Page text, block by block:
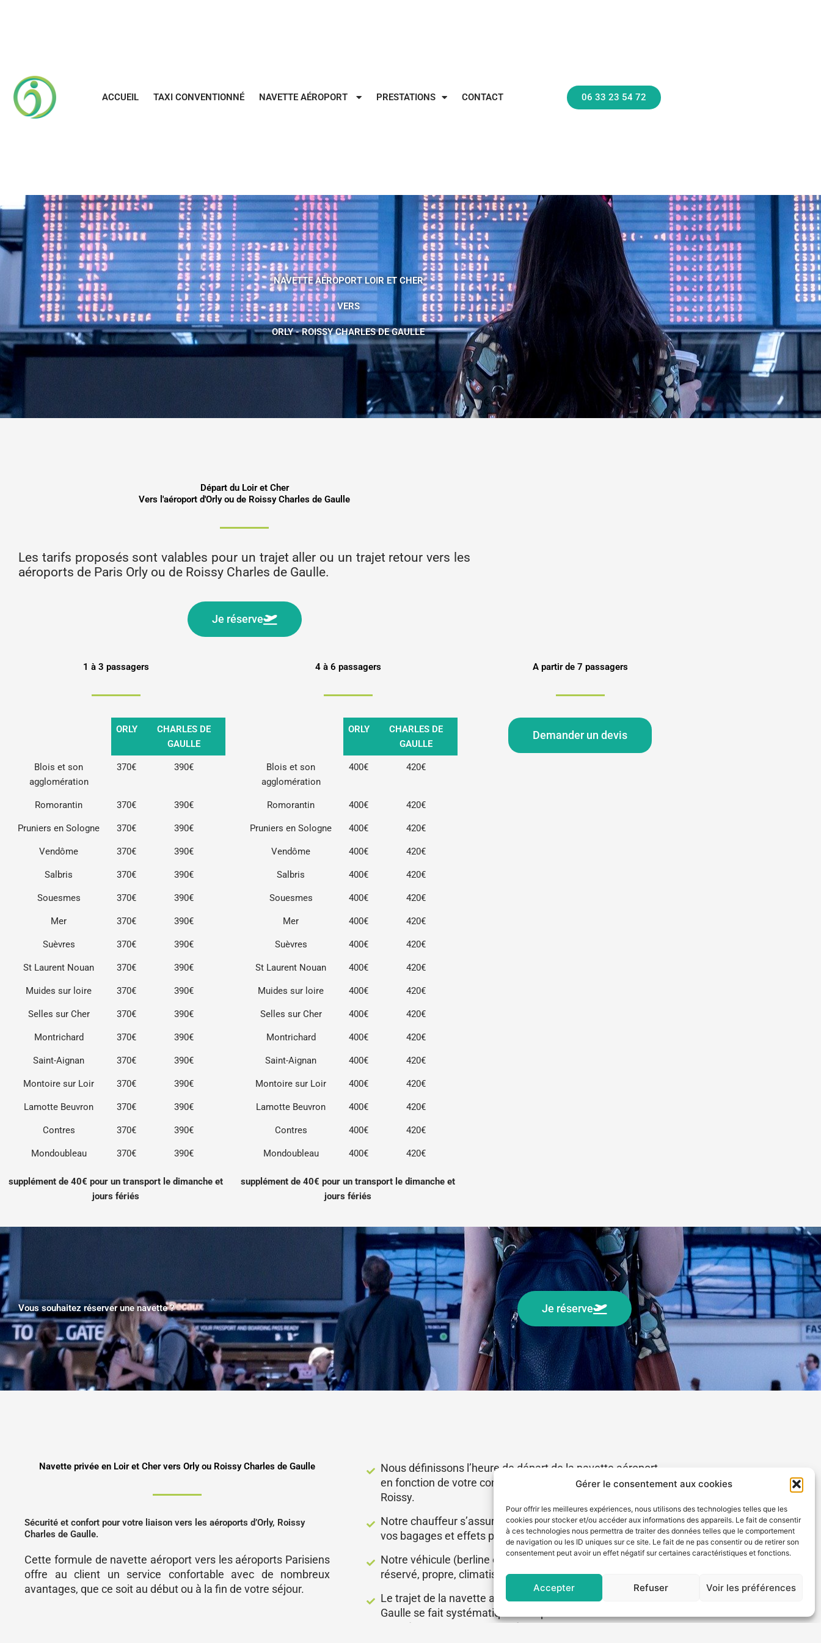
Gérer le consentement aux cookies
Pour offrir les meilleures expériences, nous utilisons des technologies telles que les
cookies pour stocker et/ou accéder aux informations des appareils. Le fait de consentir
à ces technologies nous permettra de traiter des données telles que le comportement
de navigation ou les ID uniques sur ce site. Le fait de ne pas consentir ou de retirer son
consentement peut avoir un effet négatif sur certaines caractéristiques et fonctions.
Accepter Refuser Voir les préférences
ACCUEIL TAXI CONVENTIONNÉ NAVETTE AÉROPORT PRESTATIONS CONTACT 06 33 23 54 72
NAVETTE AÉROPORT LOIR ET CHER
VERS
ORLY - ROISSY CHARLES DE GAULLE
Départ du Loir et Cher
Vers l'aéroport d'Orly ou de Roissy Charles de Gaulle
Les tarifs proposés sont valables pour un trajet aller ou un trajet retour vers les
aéroports de Paris Orly ou de Roissy Charles de Gaulle.
Je réserve
1 à 3 passagers
ORLY
CHARLES DE
GAULLE
Blois et son
agglomération
370€ 390€
Romorantin 370€ 390€
Pruniers en Sologne 370€ 390€
Vendôme 370€ 390€
Salbris 370€ 390€
Souesmes 370€ 390€
Mer 370€ 390€
Suèvres 370€ 390€
St Laurent Nouan 370€ 390€
Muides sur loire 370€ 390€
Selles sur Cher 370€ 390€
Montrichard 370€ 390€
Saint-Aignan 370€ 390€
Montoire sur Loir 370€ 390€
Lamotte Beuvron 370€ 390€
Contres 370€ 390€
Mondoubleau 370€ 390€
supplément de 40€ pour un transport le dimanche et
jours fériés
4 à 6 passagers
ORLY
CHARLES DE
GAULLE
Blois et son
agglomération
400€ 420€
Romorantin 400€ 420€
Pruniers en Sologne 400€ 420€
Vendôme 400€ 420€
Salbris 400€ 420€
Souesmes 400€ 420€
Mer 400€ 420€
Suèvres 400€ 420€
St Laurent Nouan 400€ 420€
Muides sur loire 400€ 420€
Selles sur Cher 400€ 420€
Montrichard 400€ 420€
Saint-Aignan 400€ 420€
Montoire sur Loir 400€ 420€
Lamotte Beuvron 400€ 420€
Contres 400€ 420€
Mondoubleau 400€ 420€
supplément de 40€ pour un transport le dimanche et
jours fériés
A partir de 7 passagers
Demander un devis
Vous souhaitez réserver une navette ? Je réserve
Navette privée en Loir et Cher vers Orly ou Roissy Charles de Gaulle
Sécurité et confort pour votre liaison vers les aéroports d’Orly, Roissy
Charles de Gaulle.
Cette formule de navette aéroport vers les aéroports Parisiens
offre au client un service confortable avec de nombreux
avantages, que ce soit au début ou à la fin de votre séjour.
Nous définissons l’heure de départ de la navette aéroport
en fonction de votre convocation à l’aéroport d’Orly ou de
Roissy.
Notre chauffeur s’assure du chargement consciencieux de
vos bagages et effets personnels.
Notre véhicule (berline ou VAN) vous est exclusivement
réservé, propre, climatisé et désinfecté régulièrement.
Le trajet de la navette aéroport vers Orly ou Charles de
Gaulle se fait systématiquement par autoroute et sans
tournée de ramassage ou dépose, ainsi pas d’attente…